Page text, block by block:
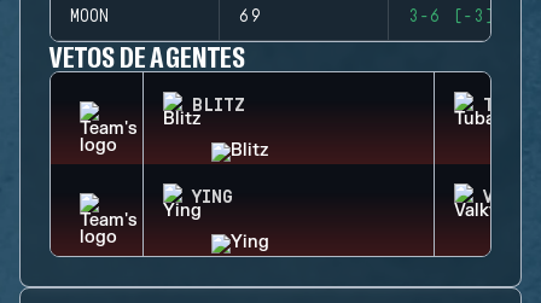
MOON 69 3-6 (-3)
VETOS DE AGENTES
BLITZ
YING